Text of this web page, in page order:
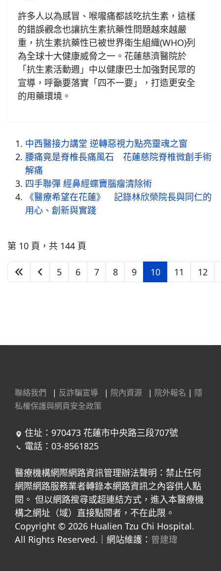
許多人以為感冒、喉嚨痛都該吃抗生素，這樣
的錯誤觀念也讓抗生素抗藥性問題越來越嚴
重，抗生素抗藥性已被世界衛生組織(WHO)列
為全球十大健康威脅之一。花蓮慈濟醫院於
「抗生素活動週」中以健康巴士加強對民眾的
宣導，呼籲要落實「四不一要」，打造更安全
的用藥環境。
中西醫接力講堂 逆轉惡視力點亮靈魂之窗
腰痛竟是脊椎長痛風石 花蓮慈院脊椎微創手術
解痛
四手聯彈 經鼻經蝶竇腦瘤清除術
《醫療希望在花蓮》 記錄林欣榮院長與同仁的
用心、創新與實踐
第 10 頁，共 144 頁
5 6 7 8 9 10 11 12
聯絡我們 | 反詐騙宣導 | 院內資源 | 院外報名 | 隱
私權保護與網頁安全政策
住址：970473 花蓮市中央路三段707號
電話：03-8561825
醫療機構網際網路資訊管理辦法聲明：禁止任何
網際網路服務業者轉錄本網路資訊之內容供人點
閱。 但以網路搜尋或超連結方式，進入本醫療機
構之網址（域）直接點閱者，不在此限。
Copyright © 2026 Hualien Tzu Chi Hospital.
All Rights Reserved.｜網站維護： 曾建瑋